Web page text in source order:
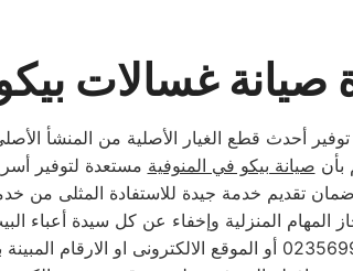
غسالات
أحدث قطع الغيار الأصلية من المنشأ
بأن صيانة بيكو في المنوفية مستعدة لتوفير
المنزلية وإخفاء عن كل سيدة أعباء